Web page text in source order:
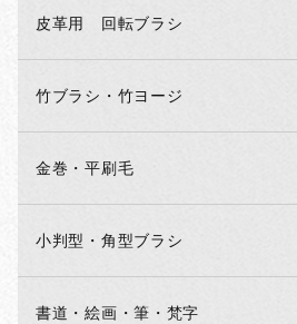
皮革用 回転ブラシ
竹ブラシ・竹ヨージ
金巻・平刷毛
小判型・角型ブラシ
書道・絵画・筆・梵字